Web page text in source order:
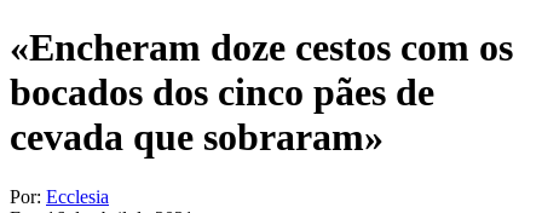
«Encheram doze cestos com os
bocados dos cinco pães de
cevada que sobraram»
Por: Ecclesia